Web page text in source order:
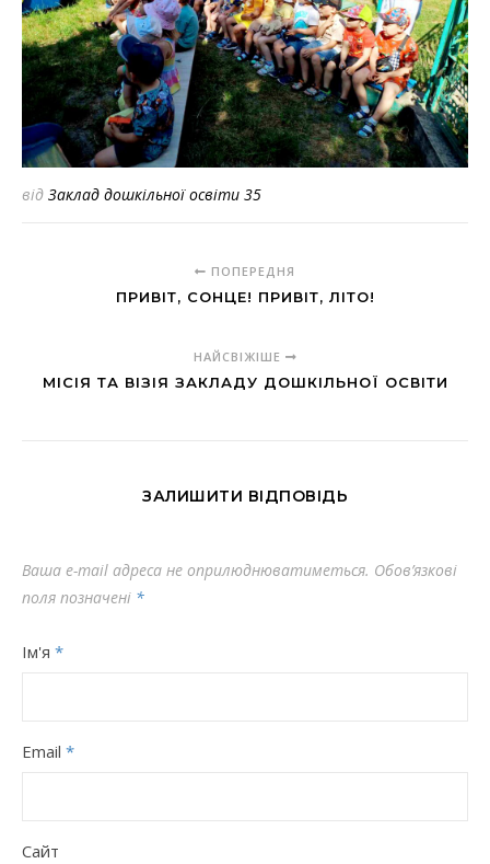
від Заклад дошкільної освіти 35
ПОПЕРЕДНЯ
ПРИВІТ, СОНЦЕ! ПРИВІТ, ЛІТО!
НАЙСВІЖІШЕ
МІСІЯ ТА ВІЗІЯ ЗАКЛАДУ ДОШКІЛЬНОЇ ОСВІТИ
ЗАЛИШИТИ ВІДПОВІДЬ
Ваша e-mail адреса не оприлюднюватиметься. Обов’язкові
поля позначені *
Ім'я *
Email *
Сайт